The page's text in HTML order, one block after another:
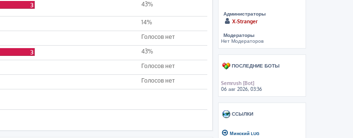
3 43%
14%
Голосов нет
3
43%
Голосов нет
Голосов нет
Администраторы
X-Stranger
Модераторы
Нет Модераторов
ПОСЛЕДНИЕ БОТЫ
Semrush [Bot]
06 авг 2026, 03:36
ССЫЛКИ
Минский LUG